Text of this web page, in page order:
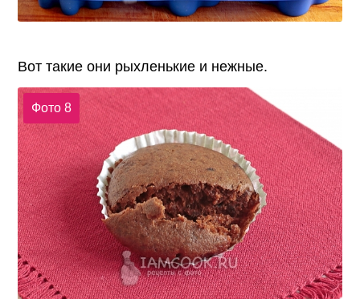
Вот такие они рыхленькие и нежные.
Фото 8